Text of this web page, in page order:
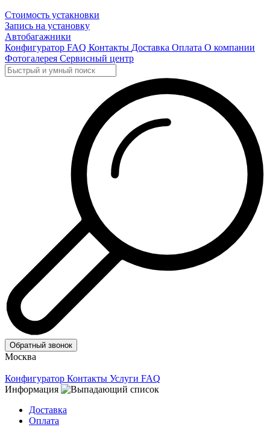
Стоимость устакновки
Запись на установку
Автобагажники
Конфигуратор FAQ Контакты Доставка Оплата О компании
Фотогалерея Сервисный центр
Обратный звонок
Москва
Конфигуратор Контакты Услуги FAQ
Информация
Доставка
Оплата